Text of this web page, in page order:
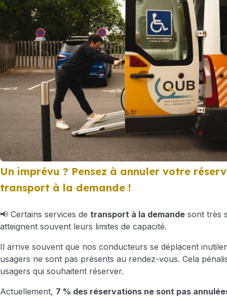
Un imprévu ? Pensez à annuler votre
transport à la demande !
📢 Certains services de transport à la demande sont très
atteignent souvent leurs limites de capacité.
Il arrive souvent que nos conducteurs se déplacent
usagers ne sont pas présents au rendez-vous. Cela
usagers qui souhaitent réserver.
Actuellement, 7 % des réservations ne sont pas